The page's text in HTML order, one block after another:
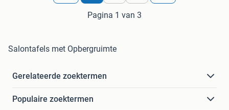
Pagina 1 van 3
Salontafels met Opbergruimte
Gerelateerde zoektermen
Populaire zoektermen